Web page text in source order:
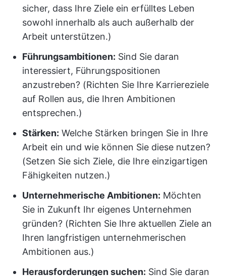
sicher, dass Ihre Ziele ein erfülltes Leben
sowohl innerhalb als auch außerhalb der
Arbeit unterstützen.)
Führungsambitionen: Sind Sie daran
interessiert, Führungspositionen
anzustreben? (Richten Sie Ihre Karriereziele
auf Rollen aus, die Ihren Ambitionen
entsprechen.)
Stärken: Welche Stärken bringen Sie in Ihre
Arbeit ein und wie können Sie diese nutzen?
(Setzen Sie sich Ziele, die Ihre einzigartigen
Fähigkeiten nutzen.)
Unternehmerische Ambitionen: Möchten
Sie in Zukunft Ihr eigenes Unternehmen
gründen? (Richten Sie Ihre aktuellen Ziele an
Ihren langfristigen unternehmerischen
Ambitionen aus.)
Herausforderungen suchen: Sind Sie daran